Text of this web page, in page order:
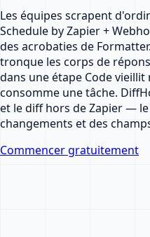
Les équipes scrapent
Schedule by Zapier +
des acrobaties de
tronque les corps de
dans une étape Code
consomme une tâche.
et le diff hors de Zapier —
changements et des
Commencer gratuitement